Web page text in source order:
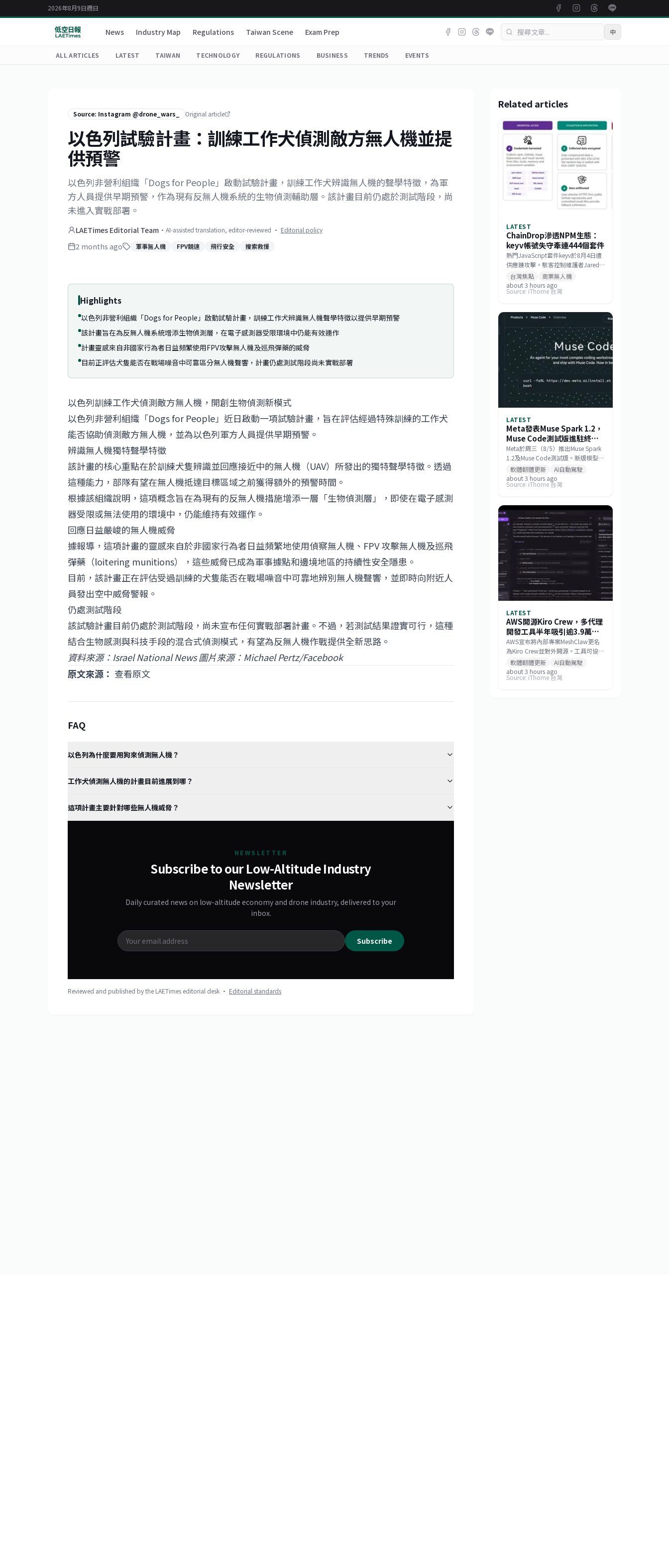
2026年8月9日週日
News Industry Map Regulations Taiwan Scene Exam Prep 中
ALL ARTICLES LATEST TAIWAN TECHNOLOGY REGULATIONS BUSINESS TRENDS EVENTS
Source: Instagram @drone_wars_ Original article
以色列試驗計畫：訓練工作犬偵測敵方無人機並提
供預警
以色列非營利組織「Dogs for People」啟動試驗計畫，訓練工作犬辨識無人機的聲學特徵，為軍
方人員提供早期預警，作為現有反無人機系統的生物偵測輔助層。該計畫目前仍處於測試階段，尚
未進入實戰部署。
LAETimes Editorial Team · AI-assisted translation, editor-reviewed · Editorial policy
2 months ago 軍事無人機 FPV競速 飛行安全 搜索救援
Highlights
以色列非營利組織「Dogs for People」啟動試驗計畫，訓練工作犬辨識無人機聲學特徵以提供早期預警
該計畫旨在為反無人機系統增添生物偵測層，在電子感測器受限環境中仍能有效運作
計畫靈感來自非國家行為者日益頻繁使用FPV攻擊無人機及巡飛彈藥的威脅
目前正評估犬隻能否在戰場噪音中可靠區分無人機聲響，計畫仍處測試階段尚未實戰部署
以色列訓練工作犬偵測敵方無人機，開創生物偵測新模式
以色列非營利組織「Dogs for People」近日啟動一項試驗計畫，旨在評估經過特殊訓練的工作犬
能否協助偵測敵方無人機，並為以色列軍方人員提供早期預警。
辨識無人機獨特聲學特徵
該計畫的核心重點在於訓練犬隻辨識並回應接近中的無人機（UAV）所發出的獨特聲學特徵。透過
這種能力，部隊有望在無人機抵達目標區域之前獲得額外的預警時間。
根據該組織說明，這項概念旨在為現有的反無人機措施增添一層「生物偵測層」，即使在電子感測
器受限或無法使用的環境中，仍能維持有效運作。
回應日益嚴峻的無人機威脅
據報導，這項計畫的靈感來自於非國家行為者日益頻繁地使用偵察無人機、FPV 攻擊無人機及巡飛
彈藥（loitering munitions），這些威脅已成為軍事據點和邊境地區的持續性安全隱患。
目前，該計畫正在評估受過訓練的犬隻能否在戰場噪音中可靠地辨別無人機聲響，並即時向附近人
員發出空中威脅警報。
仍處測試階段
該試驗計畫目前仍處於測試階段，尚未宣布任何實戰部署計畫。不過，若測試結果證實可行，這種
結合生物感測與科技手段的混合式偵測模式，有望為反無人機作戰提供全新思路。
資料來源：Israel National News圖片來源：Michael Pertz/Facebook
原文來源： 查看原文
FAQ
以色列為什麼要用狗來偵測無人機？
工作犬偵測無人機的計畫目前進展到哪？
這項計畫主要針對哪些無人機威脅？
NEWSLETTER
Subscribe to our Low-Altitude Industry
Newsletter
Daily curated news on low-altitude economy and drone industry, delivered to your
inbox.
Subscribe
Reviewed and published by the LAETimes editorial desk · Editorial standards
Related articles
LATEST
ChainDrop滲透NPM生態：
keyv帳號失守牽連444個套件
熱門JavaScript套件keyv於8月4日遭
供應鏈攻擊。駭客控制維護者Jared
Wray的GitHub帳號後，取得其專案
修改與發布權限，植入可橫向感染的
蠕蟲，最終污染444個套件並發布
台灣焦點
商業無人機
about 3 hours ago
Source: iThome 台灣
LATEST
Meta發表Muse Spark 1.2，
Muse Code測試版進駐終端
機
Meta於周三（8/5）推出Muse Spark
1.2及Muse Code測試版。新版模型強
化程式碼生成、複雜除錯與程式碼庫
理解；Muse Code則能在終端機內規
畫修改、撰寫程式並驗證結果，鎖定
軟體韌體更新
AI自動駕駛
about 3 hours ago
Source: iThome 台灣
LATEST
AWS開源Kiro Crew，多代理
開發工具半年吸引逾3.9萬名
員工使用
AWS宣布將內部專案MeshClaw更名
為Kiro Crew並對外開源。工具可協調
多個AI代理，保存任務狀態、排程、
專案脈絡及修正紀錄。專案由3名
Amazon工程人員發起，不到6個月已
軟體韌體更新
AI自動駕駛
about 3 hours ago
Source: iThome 台灣